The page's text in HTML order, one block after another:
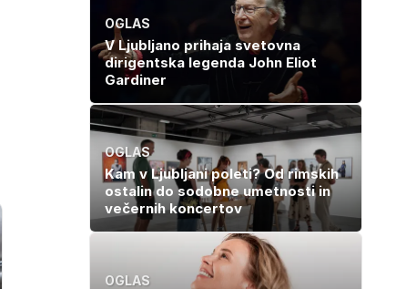
OGLAS
V Ljubljano prihaja svetovna
dirigentska legenda John Eliot
Gardiner
OGLAS
Kam v Ljubljani poleti? Od rimskih
ostalin do sodobne umetnosti in
večernih koncertov
OGLAS